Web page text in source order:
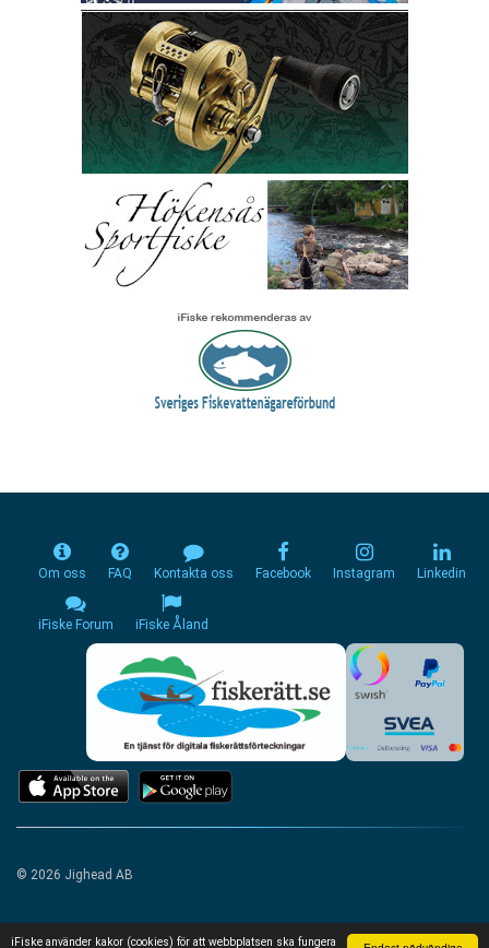
iFiske använder kakor (cookies) för att webbplatsen ska fungera
Om oss FAQ Kontakta oss Facebook Instagram Linkedin
iFiske Forum iFiske Åland
© 2026 Jighead AB